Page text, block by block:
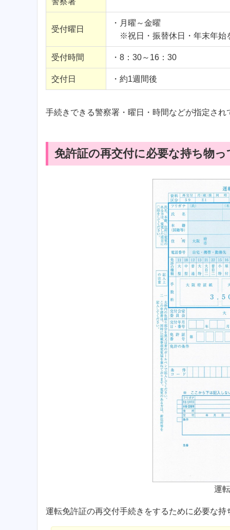
受付曜日
・月曜～金曜
※祝日・振替休日・年末年始
受付時間 ・8：30～16：30
交付日 ・約1週間後
手続きできる警察署・曜日・時間などが指定さ
免許証の再交付に必要な持ち物っ
運
運転免許証の再交付手続きをするために必要な持